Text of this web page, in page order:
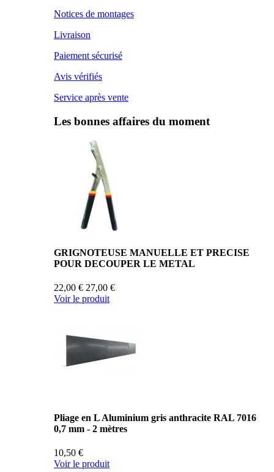
Notices de montages
Livraison
Paiement sécurisé
Avis vérifiés
Service après vente
Les bonnes affaires du moment
GRIGNOTEUSE MANUELLE ET PRECISE
POUR DECOUPER LE METAL
22,00 € 27,00 €
Voir le produit
Pliage en L Aluminium gris anthracite RAL 7016
0,7 mm - 2 mètres
10,50 €
Voir le produit